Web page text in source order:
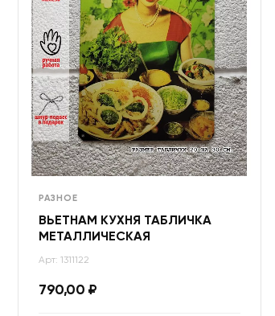
РАЗНОЕ
ВЬЕТНАМ КУХНЯ ТАБЛИЧКА
МЕТАЛЛИЧЕСКАЯ
Арт: 1311122
790,00 ₽